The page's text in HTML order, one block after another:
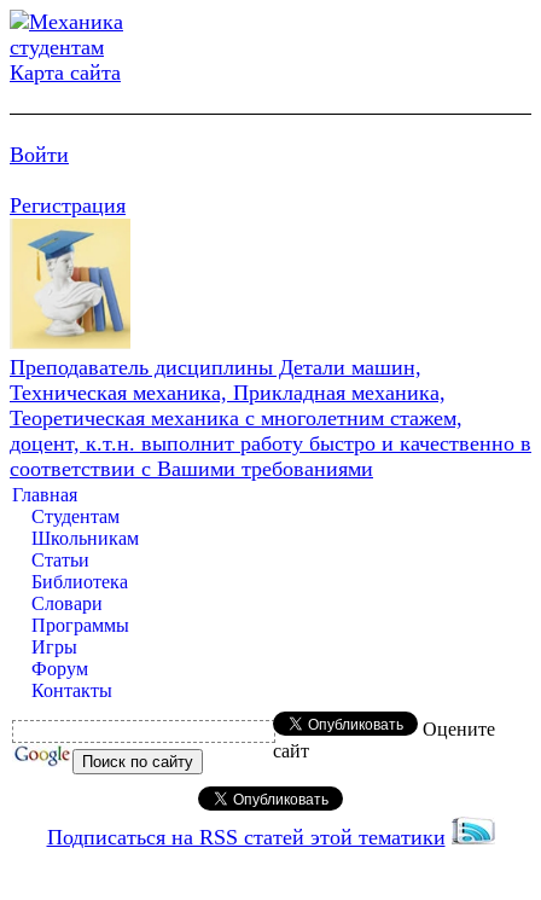
Карта сайта
Войти
Регистрация
Преподаватель дисциплины Детали машин,
Техническая механика, Прикладная механика,
Теоретическая механика с многолетним стажем,
доцент, к.т.н. выполнит работу быстро и качественно в
соответствии с Вашими требованиями
Главная
Студентам
Школьникам
Статьи
Библиотека
Словари
Программы
Игры
Форум
Контакты
Оцените
сайт
Подписаться на RSS статей этой тематики